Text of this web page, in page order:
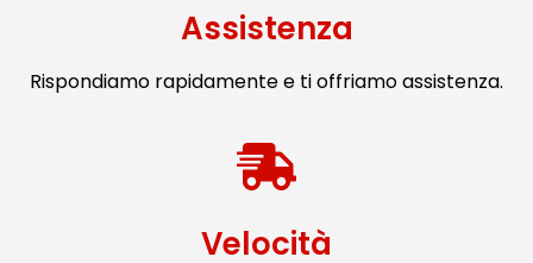
Assistenza
Rispondiamo rapidamente e ti offriamo assistenza.
Velocità